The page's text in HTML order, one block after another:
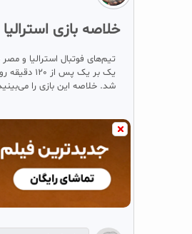
خلاصه بازی استرالیا 1 (2) - مصر 1 (4)⚽⚽⚽
شد. خلاصه این بازی را